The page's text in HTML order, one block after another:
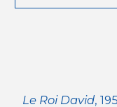
Le Roi David,